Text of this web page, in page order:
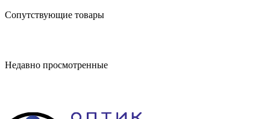
Сопутствующие товары
Недавно просмотренные